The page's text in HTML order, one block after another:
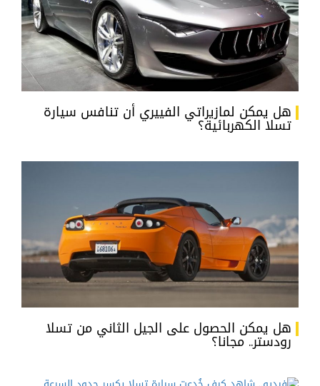
هل يمكن لمازيراتي الفييري أن تنافس سيارة
تسلا الكهربائية؟
هل يمكن الحصول على الجيل الثاني من تسلا
رودستر.. مجانا؟